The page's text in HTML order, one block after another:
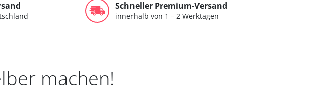
Schneller Premium-Versand
innerhalb von 1 – 2 Werktagen
machen!